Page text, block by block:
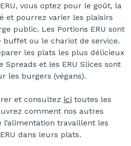
vous optez pour le goût, la
et pourrez varier les plaisirs
public. Les Portions ERU sont
buffet ou le chariot de service.
les plats les plus délicieux
Spreads et les ERU Slices sont
les burgers (végans).
et consultez ici toutes les
comment nos autres
l’alimentation travaillent les
dans leurs plats.